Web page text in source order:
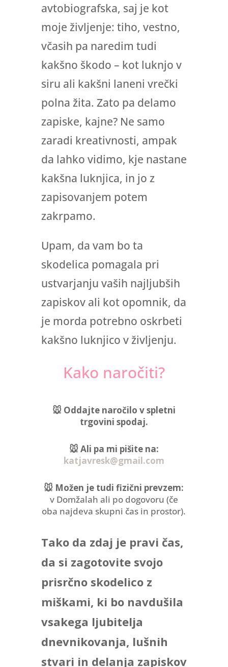
avtobiografska, saj je kot
moje življenje: tiho, vestno,
včasih pa naredim tudi
kakšno škodo – kot luknjo v
siru ali kakšni laneni vrečki
polna žita. Zato pa delamo
zapiske, kajne? Ne samo
zaradi kreativnosti, ampak
da lahko vidimo, kje nastane
kakšna luknjica, in jo z
zapisovanjem potem
zakrpamo.
Upam, da vam bo ta
skodelica pomagala pri
ustvarjanju vaših najljubših
zapiskov ali kot opomnik, da
je morda potrebno oskrbeti
kakšno luknjico v življenju.
Kako naročiti?
🐭 Oddajte naročilo v spletni
trgovini spodaj.
🐭 Ali pa mi pišite na:
katjavresk@gmail.com
🐭 Možen je tudi fizični prevzem:
v Domžalah ali po dogovoru (če
oba najdeva skupni čas in prostor).
Tako da zdaj je pravi čas,
da si zagotovite svojo
prisrčno skodelico z
miškami, ki bo navdušila
vsakega ljubitelja
dnevnikovanja, lušnih
stvari in delanja zapiskov